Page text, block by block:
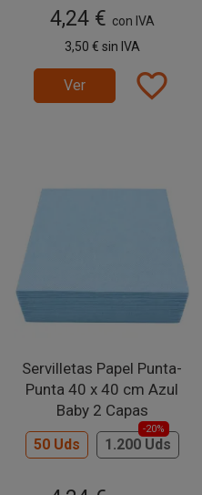
4,24 € con IVA
3,50 € sin IVA
Ver favorite_border
Servilletas Papel Punta-
Punta 40 x 40 cm Azul
Baby 2 Capas
50 Uds 1.200 Uds
-20%